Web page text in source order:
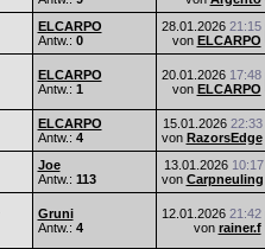
ELCARPO
Antw.: 0
28.01.2026 21:15
von ELCARPO
ELCARPO
Antw.: 1
20.01.2026 17:48
von ELCARPO
ELCARPO
Antw.: 4
15.01.2026 22:33
von RazorsEdge
Joe
Antw.: 113
13.01.2026 10:17
von Carpneuling
Gruni
Antw.: 4
12.01.2026 21:42
von rainer.f